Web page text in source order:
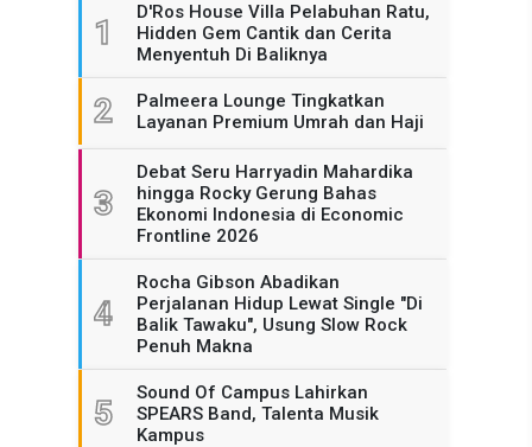
1
D'Ros House Villa Pelabuhan Ratu,
Hidden Gem Cantik dan Cerita
Menyentuh Di Baliknya
2
Palmeera Lounge Tingkatkan
Layanan Premium Umrah dan Haji
3
Debat Seru Harryadin Mahardika
hingga Rocky Gerung Bahas
Ekonomi Indonesia di Economic
Frontline 2026
4
Rocha Gibson Abadikan
Perjalanan Hidup Lewat Single "Di
Balik Tawaku", Usung Slow Rock
Penuh Makna
5
Sound Of Campus Lahirkan
SPEARS Band, Talenta Musik
Kampus